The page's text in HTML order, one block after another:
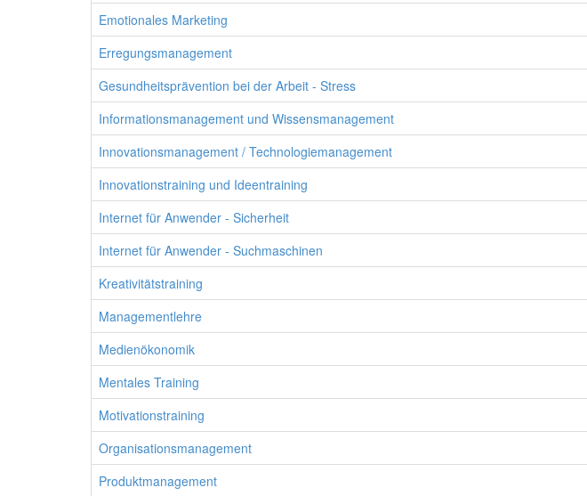
Emotionales Marketing
Erregungsmanagement
Gesundheitsprävention bei der Arbeit - Stress
Informationsmanagement und Wissensmanagement
Innovationsmanagement / Technologiemanagement
Innovationstraining und Ideentraining
Internet für Anwender - Sicherheit
Internet für Anwender - Suchmaschinen
Kreativitätstraining
Managementlehre
Medienökonomik
Mentales Training
Motivationstraining
Organisationsmanagement
Produktmanagement